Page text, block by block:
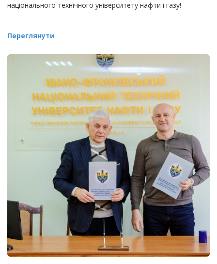
національного технічного університету нафти і газу!
Переглянути